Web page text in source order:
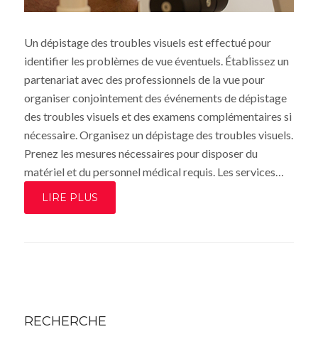
Un dépistage des troubles visuels est effectué pour
identifier les problèmes de vue éventuels. Établissez un
partenariat avec des professionnels de la vue pour
organiser conjointement des événements de dépistage
des troubles visuels et des examens complémentaires si
nécessaire. Organisez un dépistage des troubles visuels.
Prenez les mesures nécessaires pour disposer du
matériel et du personnel médical requis. Les services…
LIRE PLUS
RECHERCHE